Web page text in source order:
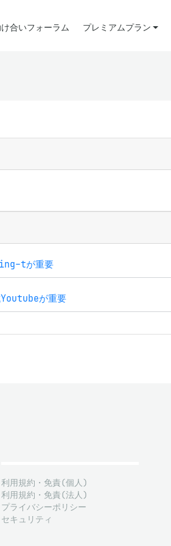
合いフォーラム プレミアムプラン
tが重要
Youtubeが重要
利用規約・免責(個人)
利用規約・免責(法人)
プライバシーポリシー
セキュリティ